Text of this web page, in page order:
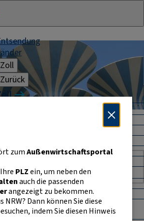
Zoll
Zurück
Warenverkehr mit Drittländern
Warenursprung und Präferenzen
innerhalb der EU
Allgemeines
Intrahandelsstatistik
Umsatzsteuer-
Identifikationsnummer
zumAußenwirtschaftsportal
PLZein, um neben den
auch die passenden
angezeigt zu bekommen.
NRW? Dann können Sie diese
indem Sie diesen Hinweis